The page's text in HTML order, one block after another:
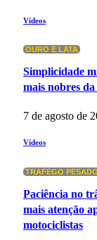
Vídeos
OURO E LATA
Simplicidade
mais nobres
7 de agosto de
Vídeos
TRÁFEGO
Paciência no
mais atenção
motociclistas